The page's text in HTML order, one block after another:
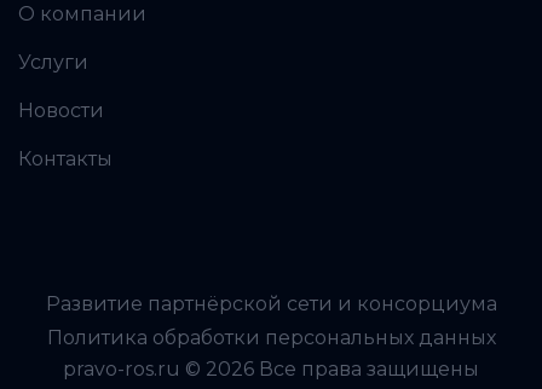
О компании
Услуги
Новости
Контакты
Развитие партнёрской сети и консорциума
Политика обработки персональных данных
pravo-ros.ru © 2026 Все права защищены